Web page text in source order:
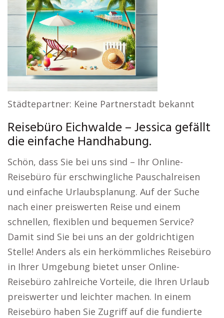
Städtepartner: Keine Partnerstadt bekannt
Reisebüro Eichwalde – Jessica gefällt
die einfache Handhabung.
Schön, dass Sie bei uns sind – Ihr Online-
Reisebüro für erschwingliche Pauschalreisen
und einfache Urlaubsplanung. Auf der Suche
nach einer preiswerten Reise und einem
schnellen, flexiblen und bequemen Service?
Damit sind Sie bei uns an der goldrichtigen
Stelle! Anders als ein herkömmliches Reisebüro
in Ihrer Umgebung bietet unser Online-
Reisebüro zahlreiche Vorteile, die Ihren Urlaub
preiswerter und leichter machen. In einem
Reisebüro haben Sie Zugriff auf die fundierte